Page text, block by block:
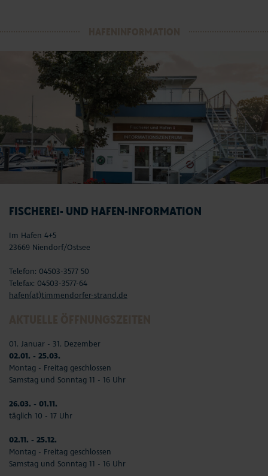
FISCHEREI- UND HAFEN-INFORMATION
Im Hafen 4+5
23669 Niendorf/Ostsee
Telefon: 04503-3577 50
Telefax: 04503-3577-64
hafen(at)timmendorfer-strand.de
01. Januar - 31. Dezember
02.01. - 25.03.
Montag - Freitag geschlossen
Samstag und Sonntag 11 - 16 Uhr
26.03. - 01.11.
täglich 10 - 17 Uhr
02.11. - 25.12.
Montag - Freitag geschlossen
Samstag und Sonntag 11 - 16 Uhr